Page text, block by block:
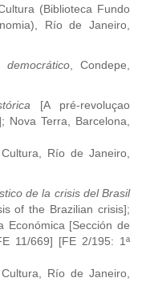
(Biblioteca Fundo
Río de Janeiro,
democrático , Condepe,
[A pré-revoluçao
Terra, Barcelona,
Río de Janeiro,
de la crisis del Brasil
of the Brazilian crisis];
Económica [Sección de
11/669] [FE 2/195: 1ª
Río de Janeiro,